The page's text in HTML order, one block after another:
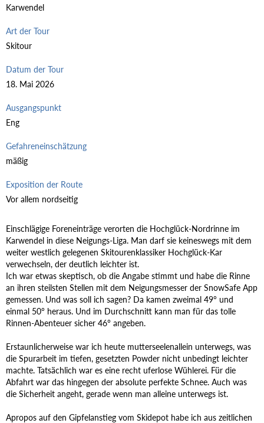
Karwendel
Art der Tour
Skitour
Datum der Tour
18. Mai 2026
Ausgangspunkt
Eng
Gefahreneinschätzung
mäßig
Exposition der Route
Vor allem nordseitig
Einschlägige Foreneinträge verorten die Hochglück-Nordrinne im
Karwendel in diese Neigungs-Liga. Man darf sie keineswegs mit dem
weiter westlich gelegenen Skitourenklassiker Hochglück-Kar
verwechseln, der deutlich leichter ist.
Ich war etwas skeptisch, ob die Angabe stimmt und habe die Rinne
an ihren steilsten Stellen mit dem Neigungsmesser der SnowSafe App
gemessen. Und was soll ich sagen? Da kamen zweimal 49° und
einmal 50° heraus. Und im Durchschnitt kann man für das tolle
Rinnen-Abenteuer sicher 46° angeben.
Erstaunlicherweise war ich heute mutterseelenallein unterwegs, was
die Spurarbeit im tiefen, gesetzten Powder nicht unbedingt leichter
machte. Tatsächlich war es eine recht uferlose Wühlerei. Für die
Abfahrt war das hingegen der absolute perfekte Schnee. Auch was
die Sicherheit angeht, gerade wenn man alleine unterwegs ist.
Apropos auf den Gipfelanstieg vom Skidepot habe ich aus zeitlichen